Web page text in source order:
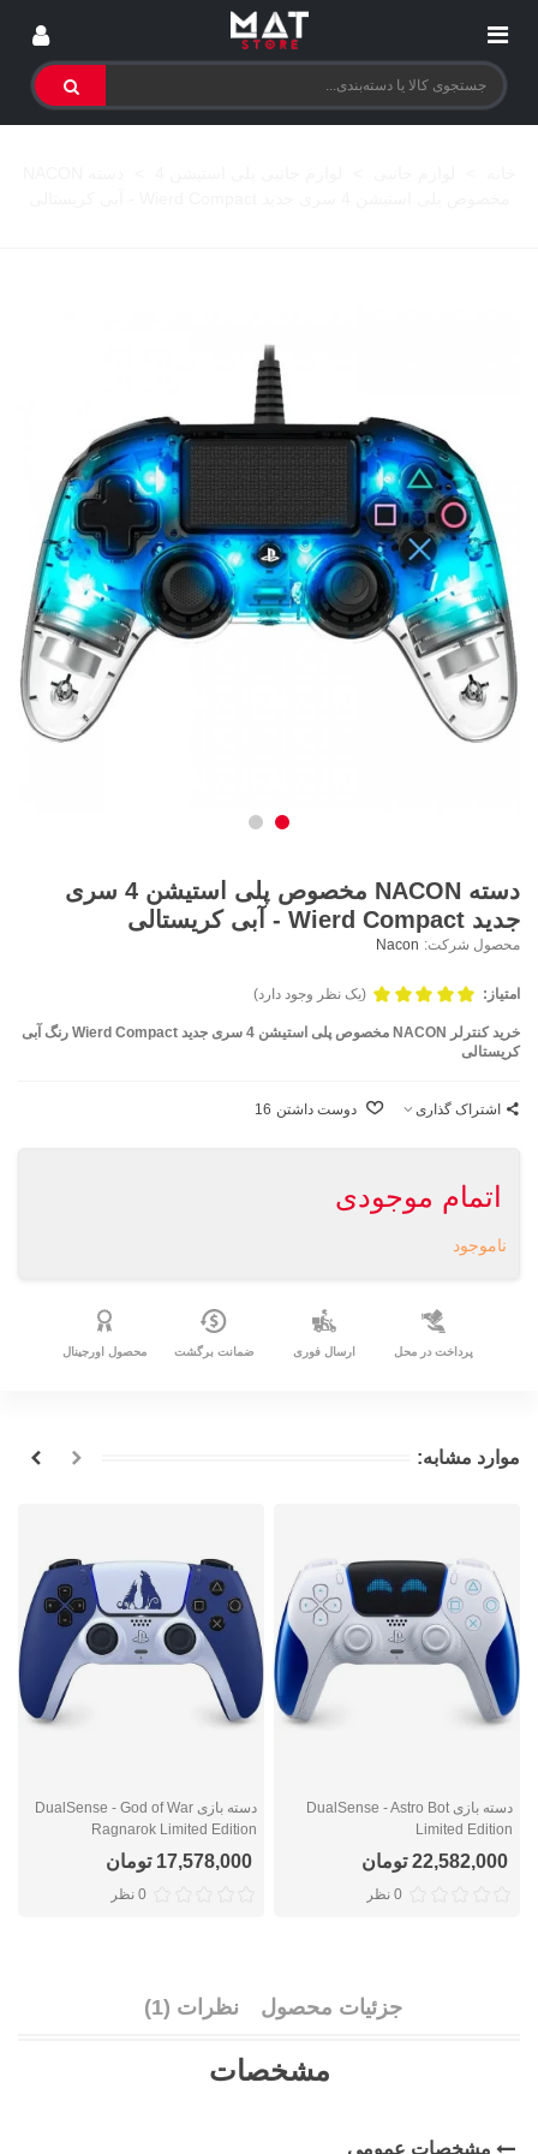
دسته NACON مخصوص پلی استیشن 4 سری
جدید Wierd Compact - آبی کریستالی
محصول شرکت: Nacon
امتیاز: (یک نظر وجود دارد)
خرید کنترلر NACON مخصوص پلی استیشن 4 سری جدید Wierd Compact رنگ آبی
کریستالی
اشتراک گذاری دوست داشتن 16
اتمام موجودی
ناموجود
پرداخت در محل ارسال فوری ضمانت برگشت محصول اورجینال
موارد مشابه:
دسته بازی DualSense - Astro Bot
Limited Edition
22,582,000 تومان
0 نظر
دسته بازی DualSense - God of War
Ragnarok Limited Edition
17,578,000 تومان
0 نظر
جزئیات محصول نظرات (1)
مشخصات
مشخصات عمومی